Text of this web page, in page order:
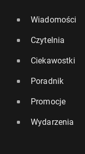
Wiadomości
Czytelnia
Ciekawostki
Poradnik
Promocje
Wydarzenia